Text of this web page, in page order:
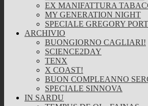
EX MANIFATTURA
MY GENERATION NIGHT
SPECIALE GREGORY
ARCHIVIO
BUONGIORNO CAGLIARI!
SCIENCE2DAY
TENX
X COAST!
BUON COMPLEANNO
SPECIALE SINNOVA
IN SARDU